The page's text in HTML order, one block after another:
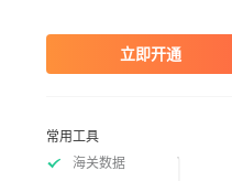
立即开通
常用工具
海关数据